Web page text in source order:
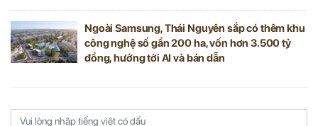
Ngoài Samsung, Thái Nguyên sắp có thêm khu
công nghệ số gần 200 ha, vốn hơn 3.500 tỷ
đồng, hướng tới AI và bán dẫn